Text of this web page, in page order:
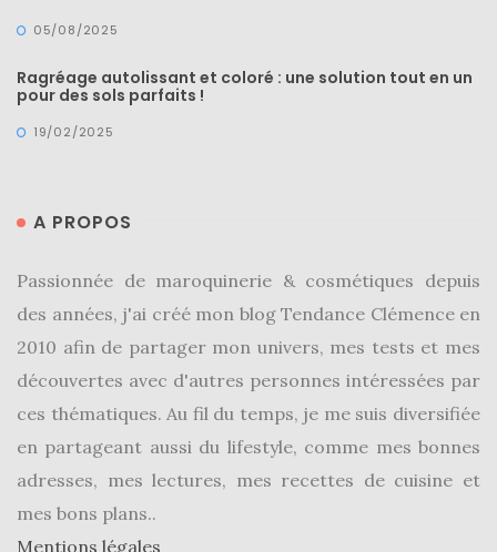
05/08/2025
Ragréage autolissant et coloré : une solution tout en un
pour des sols parfaits !
19/02/2025
A PROPOS
Passionnée de maroquinerie & cosmétiques depuis
des années, j'ai créé mon blog Tendance Clémence en
2010 afin de partager mon univers, mes tests et mes
découvertes avec d'autres personnes intéressées par
ces thématiques. Au fil du temps, je me suis diversifiée
en partageant aussi du lifestyle, comme mes bonnes
adresses, mes lectures, mes recettes de cuisine et
mes bons plans..
Mentions légales